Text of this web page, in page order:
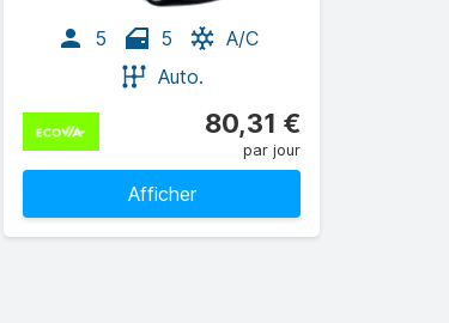
5 5
A/C
Auto.
80,31 €
par jour
Afficher